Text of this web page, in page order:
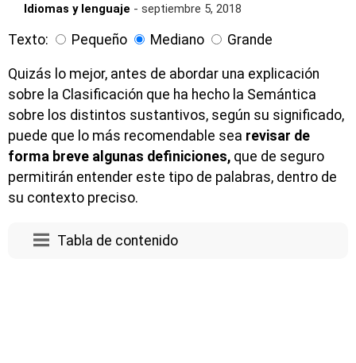
Idiomas y lenguaje - septiembre 5, 2018
Texto: Pequeño Mediano Grande
Quizás lo mejor, antes de abordar una explicación
sobre la Clasificación que ha hecho la Semántica
sobre los distintos sustantivos, según su significado,
puede que lo más recomendable sea revisar de
forma breve algunas definiciones, que de seguro
permitirán entender este tipo de palabras, dentro de
su contexto preciso.
Tabla de contenido